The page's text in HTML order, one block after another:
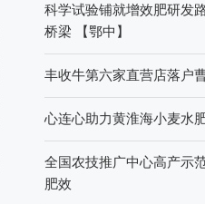
科学试验铺就增效肥研发
桥梁 【鄂中】
丰收牛第六家直营店落户
心连心助力黄淮海小麦水
全国农技推广中心高产示
肥效